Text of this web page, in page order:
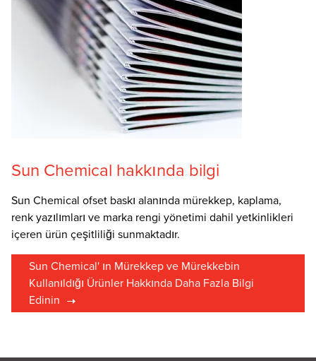
Sun Chemical hakkında bilgi
Sun Chemical ofset baskı alanında mürekkep, kaplama,
renk yazılımları ve marka rengi yönetimi dahil yetkinlikleri
içeren ürün çeşitliliği sunmaktadır.
Sun Chemical' ın Mürekkep ve Mürekkebin
Kullanıldığı Ürünler Hakkında Daha Fazla Bilgi
Edinin